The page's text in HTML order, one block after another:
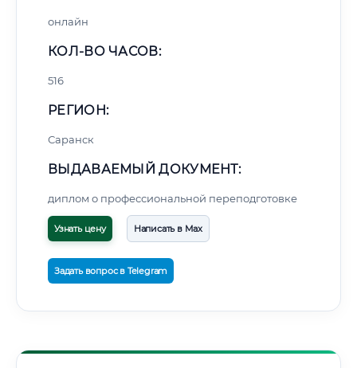
онлайн
КОЛ-ВО ЧАСОВ:
516
РЕГИОН:
Саранск
ВЫДАВАЕМЫЙ ДОКУМЕНТ:
диплом о профессиональной переподготовке
Узнать цену Написать в Max
Задать вопрос в Telegram